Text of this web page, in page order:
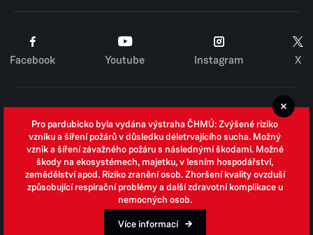
Facebook Youtube Instagram X
Zpracování osobních údajů
Whistleblowing
Open data
Povinně zveřejňované informace
Prohlášení o přístupnosti
Pro pardubicko byla vydána výstraha ČHMÚ: Zvýšené riziko
vzniku a šíření požárů v důsledku déletrvajícího sucha. Možný
vznik a šíření závažného požáru s následnými škodami. Možné
škody na ekosystémech, majetku, v lesním hospodářství,
zemědělství apod. Riziko zranění osob. Zhoršení kvality ovzduší
způsobující respirační problémy a další zdravotní komplikace u
nemocných osob.
Více informací